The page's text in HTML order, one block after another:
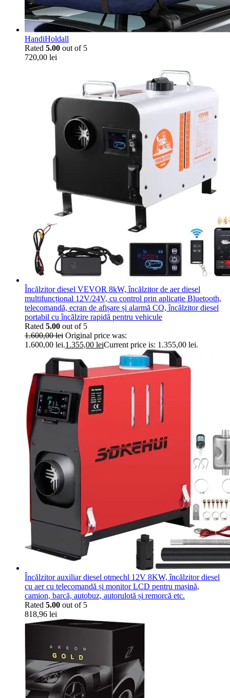
HandiHoldall
Rated 5.00 out of 5
720,00 lei
Încălzitor diesel VEVOR 8kW, încălzitor de aer diesel
multifuncțional 12V/24V, cu control prin aplicație Bluetooth,
telecomandă, ecran de afișare și alarmă CO, încălzitor diesel
portabil cu încălzire rapidă pentru vehicule
Rated 5.00 out of 5
1.600,00lei Original price was:
1.600,00 lei.1.355,00 leiCurrent price is: 1.355,00 lei.
Încălzitor auxiliar diesel otmechl 12V 8KW, încălzitor diesel
cu aer cu telecomandă și monitor LCD pentru mașină,
camion, barcă, autobuz, autorulotă și remorcă etc.
Rated 5.00 out of 5
818,96 lei